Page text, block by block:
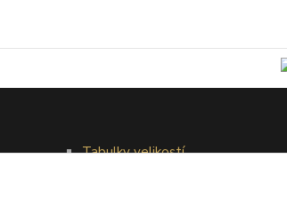
Tabulky velikostí